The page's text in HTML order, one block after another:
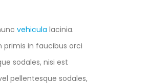
vehicula lacinia.
primis in faucibus orci
sodales, nisi est
pellentesque sodales,